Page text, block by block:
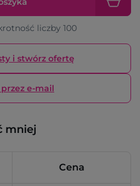
liczby 100
i stwórz ofertę
e-mail
mniej
Cena